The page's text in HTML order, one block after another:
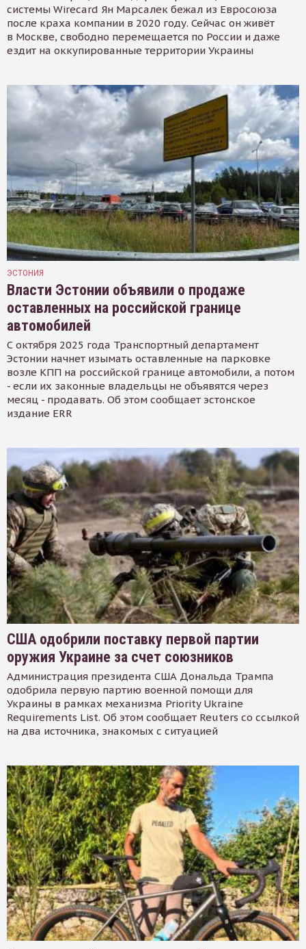
системы Wirecard Ян Марсалек бежал из Евросоюза
после краха компании в 2020 году. Сейчас он живёт
в Москве, свободно перемещается по России и даже
ездит на оккупированные территории Украины
ЭСТОНИЯ
Власти Эстонии объявили о продаже
оставленных на российской границе
автомобилей
С октября 2025 года Транспортный департамент
Эстонии начнет изымать оставленные на парковке
возле КПП на российской границе автомобили, а потом
- если их законные владельцы не объявятся через
месяц - продавать. Об этом сообщает эстонское
издание ERR
США одобрили поставку первой партии
оружия Украине за счет союзников
Администрация президента США Дональда Трампа
одобрила первую партию военной помощи для
Украины в рамках механизма Priority Ukraine
Requirements List. Об этом сообщает Reuters со ссылкой
на два источника, знакомых с ситуацией